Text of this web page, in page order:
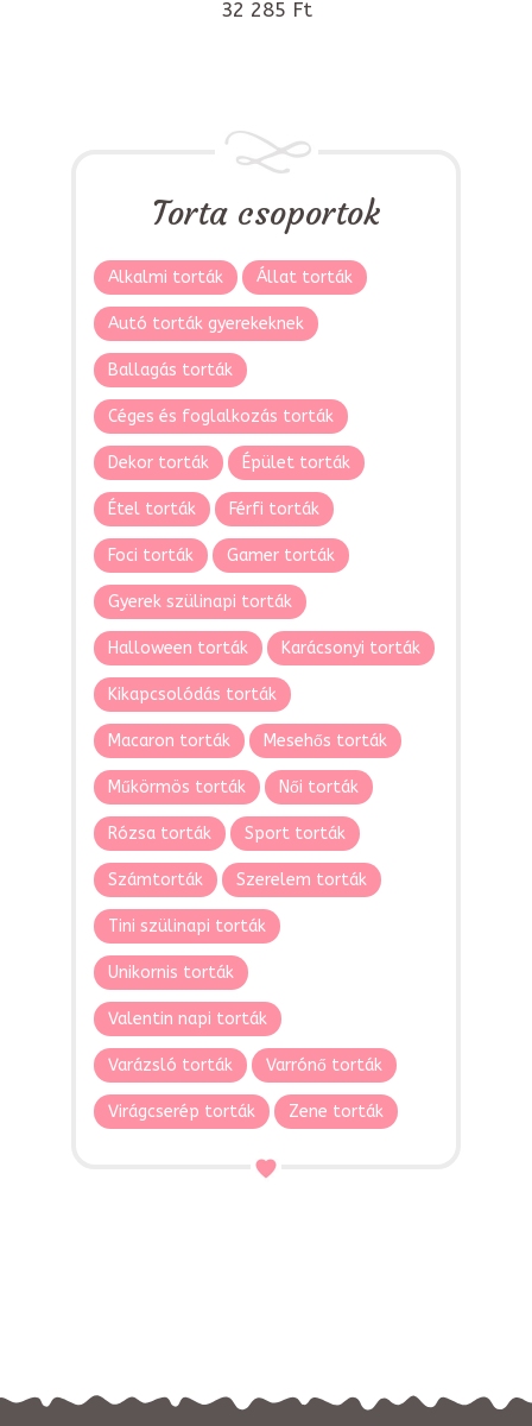
32 285 Ft
Torta csoportok
Alkalmi torták Állat torták
Autó torták gyerekeknek
Ballagás torták
Céges és foglalkozás torták
Dekor torták Épület torták
Étel torták Férfi torták
Foci torták Gamer torták
Gyerek szülinapi torták
Halloween torták Karácsonyi torták
Kikapcsolódás torták
Macaron torták Mesehős torták
Műkörmös torták Női torták
Rózsa torták Sport torták
Számtorták Szerelem torták
Tini szülinapi torták
Unikornis torták
Valentin napi torták
Varázsló torták Varrónő torták
Virágcserép torták Zene torták